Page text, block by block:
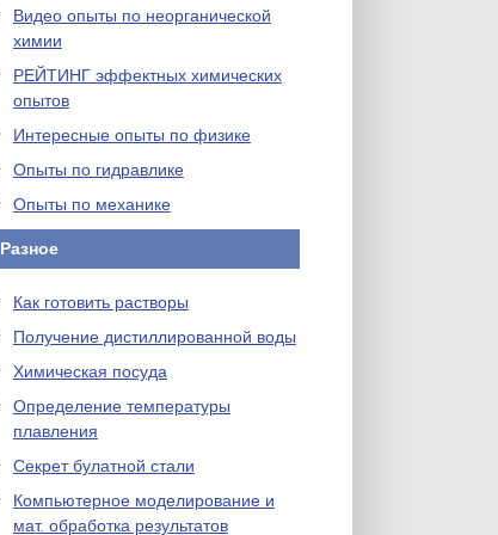
Видео опыты по неорганической
химии
РЕЙТИНГ эффектных химических
опытов
Интересные опыты по физике
Опыты по гидравлике
Опыты по механике
Разное
Как готовить растворы
Получение дистиллированной воды
Химическая посуда
Определение температуры
плавления
Секрет булатной стали
Компьютерное моделирование и
мат. обработка результатов